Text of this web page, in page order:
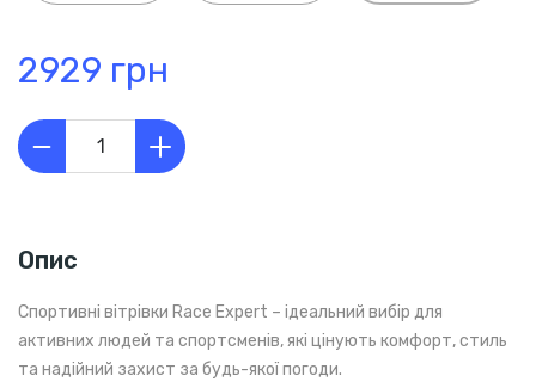
2929 грн
Опис
Спортивні вітрівки Race Expert – ідеальний вибір для
активних людей та спортсменів, які цінують комфорт, стиль
та надійний захист за будь-якої погоди.